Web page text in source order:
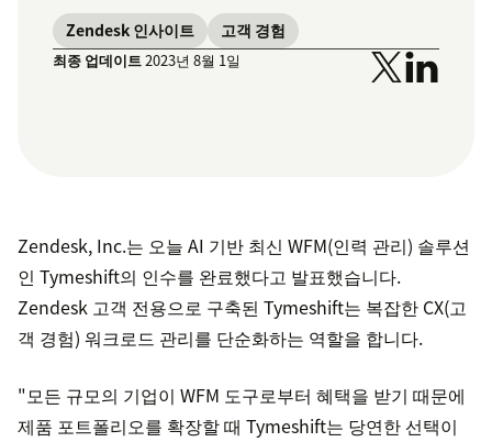
Zendesk 인사이트 고객 경험
최종 업데이트2023년 8월 1일
Zendesk, Inc.는 오늘 AI 기반 최신 WFM(인력 관리) 솔루션
인 Tymeshift의 인수를 완료했다고 발표했습니다.
Zendesk 고객 전용으로 구축된 Tymeshift는 복잡한 CX(고
객 경험) 워크로드 관리를 단순화하는 역할을 합니다.
"모든 규모의 기업이 WFM 도구로부터 혜택을 받기 때문에
제품 포트폴리오를 확장할 때 Tymeshift는 당연한 선택이